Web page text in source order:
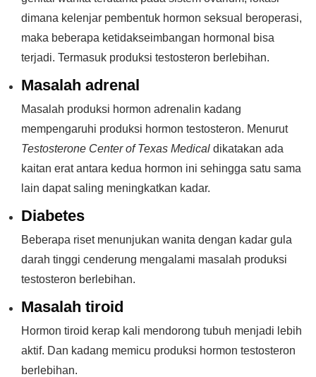
dimana kelenjar pembentuk hormon seksual beroperasi,
maka beberapa ketidakseimbangan hormonal bisa
terjadi. Termasuk produksi testosteron berlebihan.
Masalah adrenal
Masalah produksi hormon adrenalin kadang
mempengaruhi produksi hormon testosteron. Menurut
Testosterone Center of Texas Medical dikatakan ada
kaitan erat antara kedua hormon ini sehingga satu sama
lain dapat saling meningkatkan kadar.
Diabetes
Beberapa riset menunjukan wanita dengan kadar gula
darah tinggi cenderung mengalami masalah produksi
testosteron berlebihan.
Masalah tiroid
Hormon tiroid kerap kali mendorong tubuh menjadi lebih
aktif. Dan kadang memicu produksi hormon testosteron
berlebihan.